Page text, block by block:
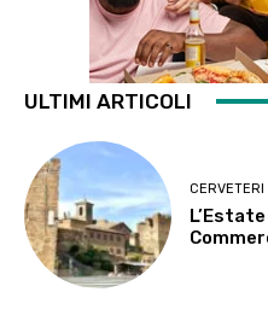
ULTIMI ARTICOLI
CERVETERI